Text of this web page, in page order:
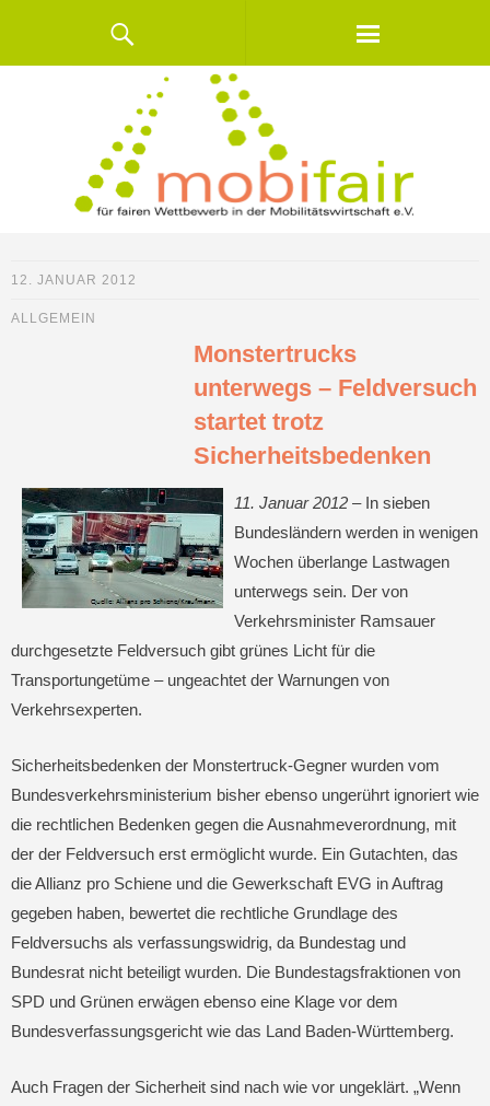
12. JANUAR 2012
ALLGEMEIN
Monstertrucks
unterwegs – Feldversuch
startet trotz
Sicherheitsbedenken
11. Januar 2012 –In sieben
Bundesländern werden in wenigen
Wochen überlange Lastwagen
unterwegs sein. Der von
Verkehrsminister Ramsauer
durchgesetzte Feldversuch gibt grünes Licht für die
Transportungetüme – ungeachtet der Warnungen von
Verkehrsexperten.
Sicherheitsbedenken der Monstertruck-Gegner wurden vom
Bundesverkehrsministerium bisher ebenso ungerührt ignoriert wie
die rechtlichen Bedenken gegen die Ausnahmeverordnung, mit
der der Feldversuch erst ermöglicht wurde. Ein Gutachten, das
die Allianz pro Schiene und die Gewerkschaft EVG in Auftrag
gegeben haben, bewertet die rechtliche Grundlage des
Feldversuchs als verfassungswidrig, da Bundestag und
Bundesrat nicht beteiligt wurden. Die Bundestagsfraktionen von
SPD und Grünen erwägen ebenso eine Klage vor dem
Bundesverfassungsgericht wie das Land Baden-Württemberg.
Auch Fragen der Sicherheit sind nach wie vor ungeklärt. „Wenn